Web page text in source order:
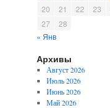
« Янв
20
21 22 23
27
28
Архивы
Август 2026
Июль 2026
Июнь 2026
Май 2026